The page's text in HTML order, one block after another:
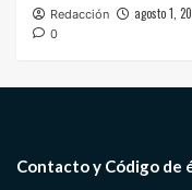
Redacción agosto 1,
0
Contacto y Código de